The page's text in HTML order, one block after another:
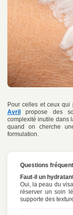
Pour celles et ceux qui
Avril propose des
complexité inutile dans
quand on cherche
formulation.
Questions
Faut-il un
Oui, la peau du
réserver un soin
supporte des